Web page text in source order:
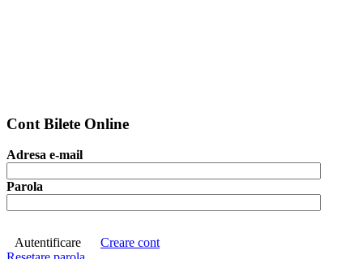
Cont Bilete Online
Adresa e-mail
Parola
Autentificare
Creare cont